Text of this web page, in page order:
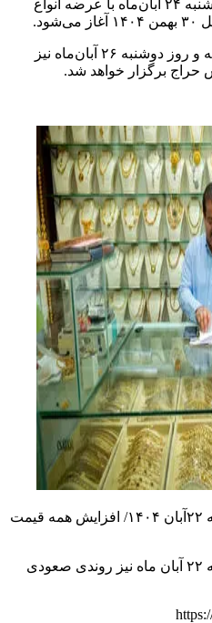
سکه مرکز مبادله ارز و طلاروز شنبه ۲۴ آبان‌ماه با عرضه انواع
روزهای شنبه و یکشنبه واریز وجه و روز دوشنبه ۲۶ آبان‌ماه نیز
برگزار خواهد شد.
قیمت طلا و سکه امروز پنج شنبه ۲۲آبان ۱۴۰۴/ افزایش همه قیمت
قیمت طلا و سکه امروز پنج شنبه ۲۲ آبان ماه نیز روندی صعودی